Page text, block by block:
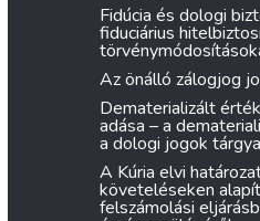
Fidúcia és dologi
fiduciárius
Az önálló zálogjog
Dematerializált
adása – a
a dologi jogok tárgya
A Kúria elvi
követeléseken
felszámolási